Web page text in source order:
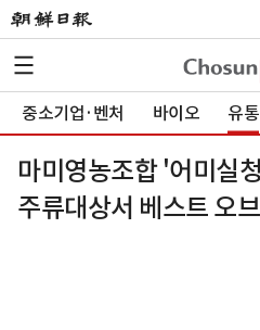
중소기업·벤처 바이오 유통
마미영농조합 '어미실
주류대상서 베스트 오